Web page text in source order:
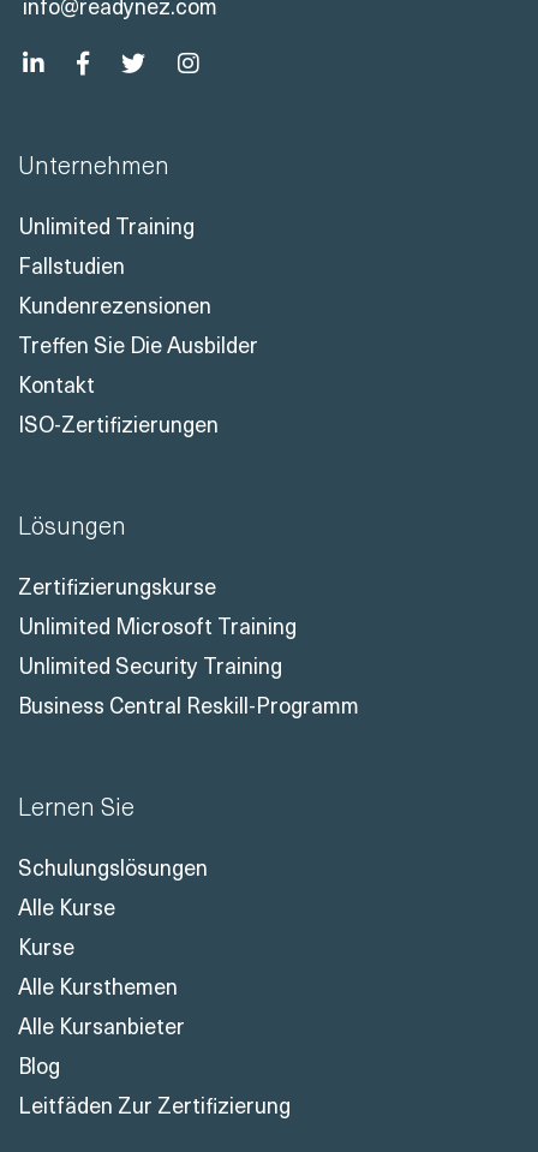
Unternehmen
Unlimited Training
Fallstudien
Kundenrezensionen
Treffen Sie Die Ausbilder
Kontakt
ISO-Zertifizierungen
Lösungen
Zertifizierungskurse
Unlimited Microsoft Training
Unlimited Security Training
Business Central Reskill-Programm
Lernen Sie
Schulungslösungen
Alle Kurse
Kurse
Alle Kursthemen
Alle Kursanbieter
Blog
Leitfäden Zur Zertifizierung